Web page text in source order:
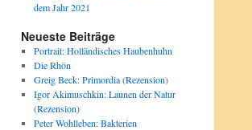
dem Jahr 2021
Neueste Beiträge
Portrait: Holländisches Haubenhuhn
Die Rhön
Greig Beck: Primordia (Rezension)
Igor Akimuschkin: Launen der Natur
(Rezension)
Peter Wohlleben: Bakterien